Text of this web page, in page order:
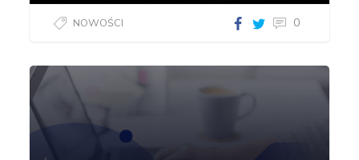
NOWOŚCI 0